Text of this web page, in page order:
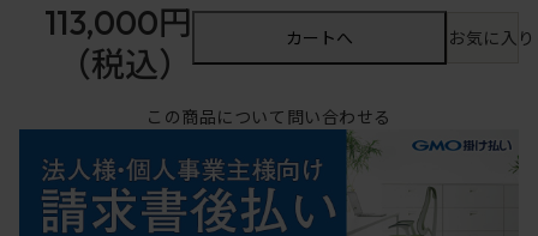
113,000円
（税込）
カートへ お気に入
この商品について問い合わせる